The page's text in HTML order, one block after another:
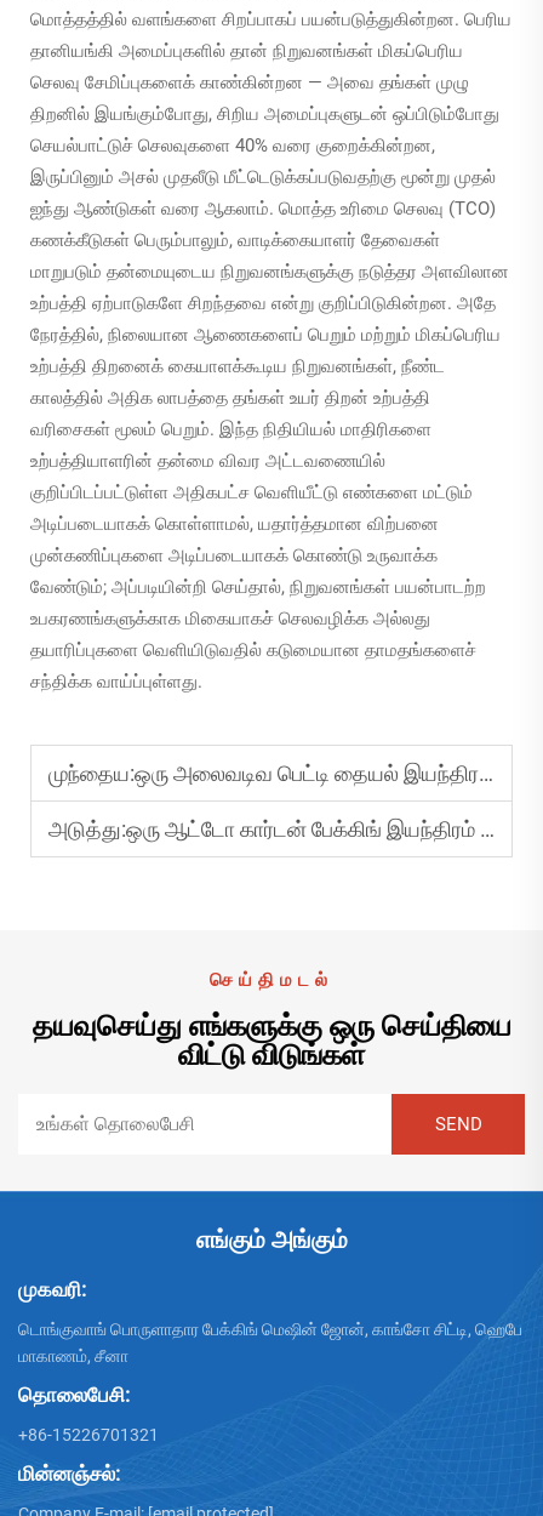
மொத்தத்தில் வளங்களை சிறப்பாகப் பயன்படுத்துகின்றன. பெரிய
தானியங்கி அமைப்புகளில் தான் நிறுவனங்கள் மிகப்பெரிய
செலவு சேமிப்புகளைக் காண்கின்றன — அவை தங்கள் முழு
திறனில் இயங்கும்போது, சிறிய அமைப்புகளுடன் ஒப்பிடும்போது
செயல்பாட்டுச் செலவுகளை 40% வரை குறைக்கின்றன,
இருப்பினும் அசல் முதலீடு மீட்டெடுக்கப்படுவதற்கு மூன்று முதல்
ஐந்து ஆண்டுகள் வரை ஆகலாம். மொத்த உரிமை செலவு (TCO)
கணக்கீடுகள் பெரும்பாலும், வாடிக்கையாளர் தேவைகள்
மாறுபடும் தன்மையுடைய நிறுவனங்களுக்கு நடுத்தர அளவிலான
உற்பத்தி ஏற்பாடுகளே சிறந்தவை என்று குறிப்பிடுகின்றன. அதே
நேரத்தில், நிலையான ஆணைகளைப் பெறும் மற்றும் மிகப்பெரிய
உற்பத்தி திறனைக் கையாளக்கூடிய நிறுவனங்கள், நீண்ட
காலத்தில் அதிக லாபத்தை தங்கள் உயர் திறன் உற்பத்தி
வரிசைகள் மூலம் பெறும். இந்த நிதியியல் மாதிரிகளை
உற்பத்தியாளரின் தன்மை விவர அட்டவணையில்
குறிப்பிடப்பட்டுள்ள அதிகபட்ச வெளியீட்டு எண்களை மட்டும்
அடிப்படையாகக் கொள்ளாமல், யதார்த்தமான விற்பனை
முன்கணிப்புகளை அடிப்படையாகக் கொண்டு உருவாக்க
வேண்டும்; அப்படியின்றி செய்தால், நிறுவனங்கள் பயன்பாடற்ற
உபகரணங்களுக்காக மிகையாகச் செலவழிக்க அல்லது
தயாரிப்புகளை வெளியிடுவதில் கடுமையான தாமதங்களைச்
சந்திக்க வாய்ப்புள்ளது.
முந்தைய:ஒரு அலைவடிவ பெட்டி தையல் இயந்திரத்தை தொடர்ச்சியான தரத்தை உறுதிப்படுத்த எவ்வாறு பராமரிப்பது?
அடுத்து:ஒரு ஆட்டோ கார்டன் பேக்கிங் இயந்திரம் பேக்கிங் பிழைகளை எவ்வாறு குறைக்கிறது?
செய்திமடல்
தயவுசெய்து எங்களுக்கு ஒரு செய்தியை
விட்டு விடுங்கள்
எங்கும் அங்கும்
முகவரி:
டொங்குவாங் பொருளாதார பேக்கிங் மெஷின் ஜோன், காங்சோ சிட்டி, ஹெபே
மாகாணம், சீனா
தொலைபேசி:
+86-15226701321
மின்னஞ்சல்: